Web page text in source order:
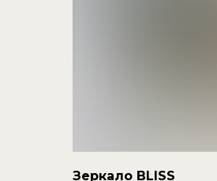
Зеркало BLISS